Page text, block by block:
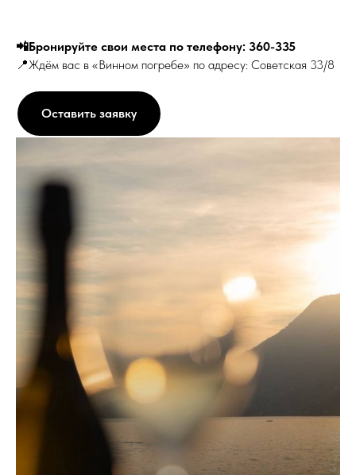
📲Бронируйте свои места по телефону: 360-335
📍Ждём вас в «Винном погребе» по адресу: Советская 33/8
Оставить заявку